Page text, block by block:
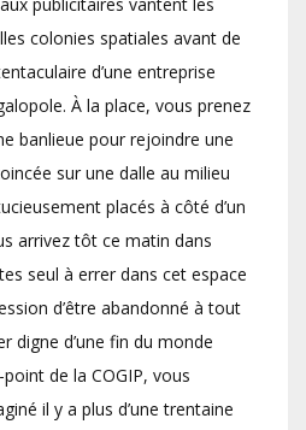
colonies spatiales avant de
d’une entreprise
À la place, vous prenez
banlieue pour rejoindre une
sur une dalle au milieu
placés à côté d’un
arrivez tôt ce matin dans
seul à errer dans cet espace
d’être abandonné à tout
digne d’une fin du monde
de la COGIP, vous
il y a plus d’une trentaine